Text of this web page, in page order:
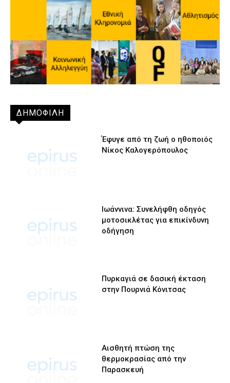
ΔΗΜΟΦΙΛΗ
Έφυγε από τη ζωή ο ηθοποιός
Νίκος Καλογερόπουλος
Ιωάννινα: Συνελήφθη οδηγός
μοτοσικλέτας για επικίνδυνη
οδήγηση
Πυρκαγιά σε δασική έκταση
στην Πουρνιά Κόνιτσας
Αισθητή πτώση της
θερμοκρασίας από την
Παρασκευή